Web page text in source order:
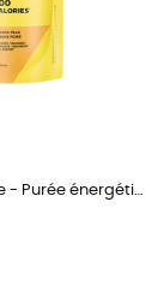
Ultra Energy Purée - Purée énergétique